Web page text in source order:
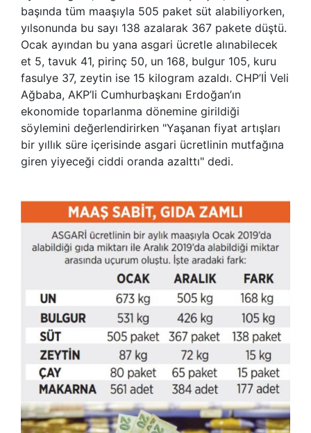
başında tüm maaşıyla 505 paket süt alabiliyorken,
yılsonunda bu sayı 138 azalarak 367 pakete düştü.
Ocak ayından bu yana asgari ücretle alınabilecek
et 5, tavuk 41, pirinç 50, un 168, bulgur 105, kuru
fasulye 37, zeytin ise 15 kilogram azaldı. CHP’Iİ Veli
Ağbaba, AKP’li Cumhurbaşkanı Erdoğan’ın
ekonomide toparlanma dönemine girildiği
söylemini değerlendirirken "Yaşanan fiyat artışları
bir yıllık süre içerisinde asgari ücretlinin mutfağına
giren yiyeceği ciddi oranda azalttı" dedi.